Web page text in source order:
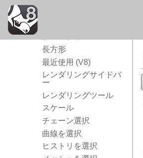
長方形
最近使用 (V8)
レンダリングサイドバ
ー
レンダリングツール
スケール
チェーン選択
曲線を選択
ヒストリを選択